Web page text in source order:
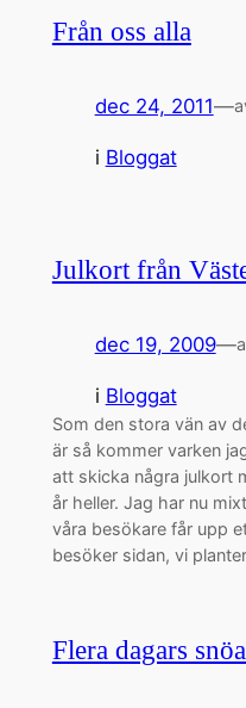
Från oss alla
dec 24, 2011—
i Bloggat
Julkort från
dec 19, 2009—
i Bloggat
Som den stora vän av
är så kommer varken
att skicka några julkort
år heller. Jag har nu
våra besökare får upp
besöker sidan, vi
Flera dagars